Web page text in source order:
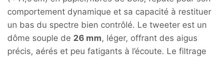
comportement dynamique et sa capacité à restituer
un bas du spectre bien contrôlé. Le tweeter est un
dôme souple de 26 mm, léger, offrant des aigus
précis, aérés et peu fatigants à l’écoute. Le filtrage